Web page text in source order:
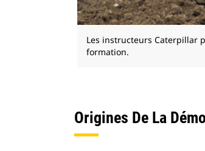
Les instructeurs Caterpillar
formation.
Origines De La